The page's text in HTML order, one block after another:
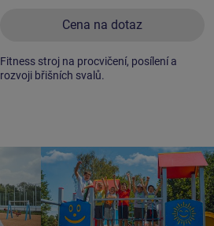
Cena na dotaz
Fitness stroj na procvičení, posílení a
rozvoji břišních svalů.